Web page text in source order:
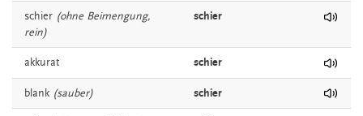
schier (ohne Beimengung,
rein)
schier
akkurat schier
blank (sauber) schier